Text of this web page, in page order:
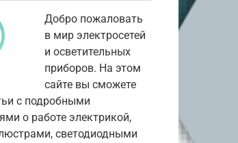
Добро пожаловать
в мир электросетей
и осветительных
приборов. На этом
сайте вы сможете
с подробными
о работе электрикой,
светодиодными